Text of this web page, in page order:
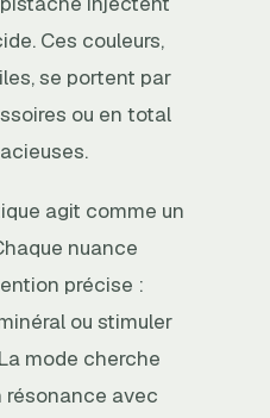
Ces couleurs,
se portent par
ou en total
agit comme un
nuance
précise :
ou stimuler
mode cherche
résonance avec